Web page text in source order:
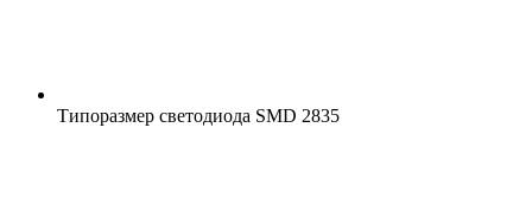
Типоразмер светодиода SMD 2835